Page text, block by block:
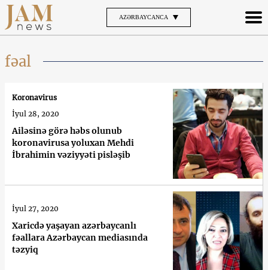
AZƏRBAYCANCA
fəal
Ailəsinə görə həbs olunub
koronavirusa yoluxan Mehdi
İbrahimin vəziyyəti pisləşib
Koronavirus
İyul 28, 2020
Xaricdə yaşayan azərbaycanlı
fəallara Azərbaycan mediasında
təzyiq
İyul 27, 2020